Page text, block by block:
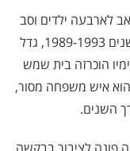
שמש, אב לארבעה ילדים וסב
לתשעה נכדים, ראש העיר בית שמש בין השנים 1989-1993, גדל
הוכרזה בית שמש
הוא איש משפחה מסור,
השנים.